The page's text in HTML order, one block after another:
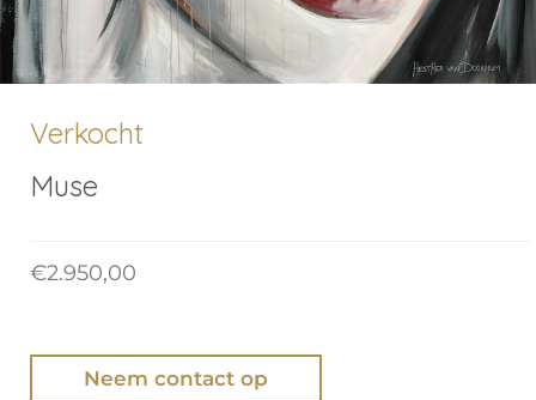
Verkocht
Muse
€2.950,00
Neem contact op